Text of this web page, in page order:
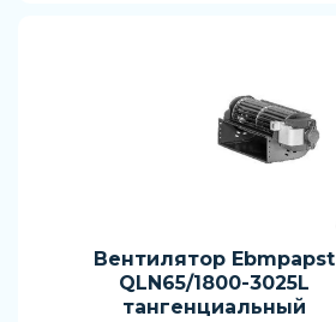
Вентилятор Ebmpapst
QLN65/1800-3025L
тангенциальный